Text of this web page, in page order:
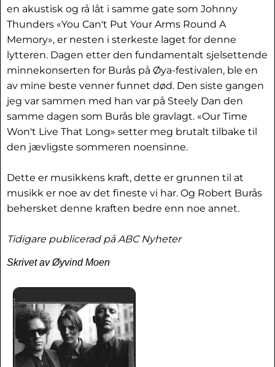
en akustisk og rå låt i samme gate som Johnny
Thunders «You Can't Put Your Arms Round A
Memory», er nesten i sterkeste laget for denne
lytteren. Dagen etter den fundamentalt sjelsettende
minnekonserten for Burås på Øya-festivalen, ble en
av mine beste venner funnet død. Den siste gangen
jeg var sammen med han var på Steely Dan den
samme dagen som Burås ble gravlagt. «Our Time
Won't Live That Long» setter meg brutalt tilbake til
den jævligste sommeren noensinne.
Dette er musikkens kraft, dette er grunnen til at
musikk er noe av det fineste vi har. Og Robert Burås
behersket denne kraften bedre enn noe annet.
Tidigare publicerad på ABC Nyheter
Skrivet av Øyvind Moen